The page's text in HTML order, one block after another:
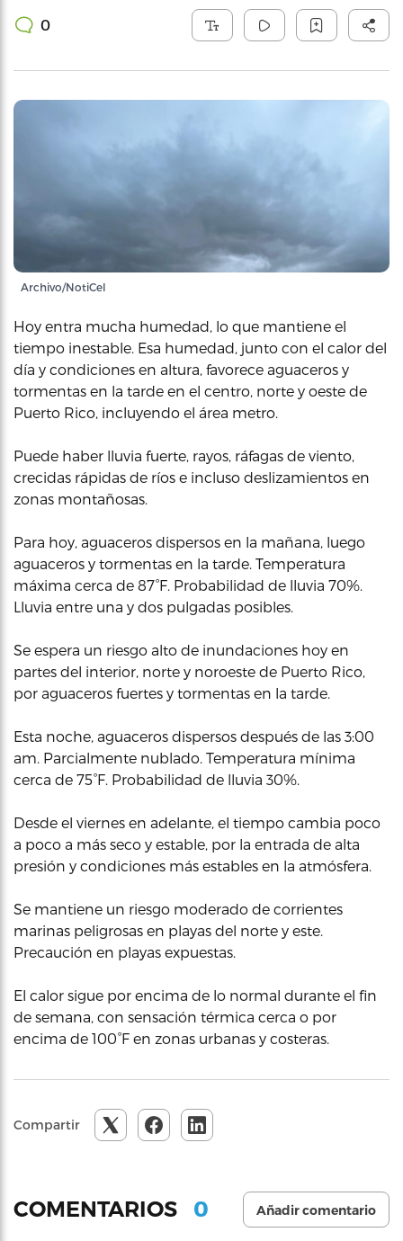
0
Archivo/NotiCel
Hoy entra mucha humedad, lo que mantiene el
tiempo inestable. Esa humedad, junto con el calor del
día y condiciones en altura, favorece aguaceros y
tormentas en la tarde en el centro, norte y oeste de
Puerto Rico, incluyendo el área metro.
Puede haber lluvia fuerte, rayos, ráfagas de viento,
crecidas rápidas de ríos e incluso deslizamientos en
zonas montañosas.
Para hoy, aguaceros dispersos en la mañana, luego
aguaceros y tormentas en la tarde. Temperatura
máxima cerca de 87°F. Probabilidad de lluvia 70%.
Lluvia entre una y dos pulgadas posibles.
Se espera un riesgo alto de inundaciones hoy en
partes del interior, norte y noroeste de Puerto Rico,
por aguaceros fuertes y tormentas en la tarde.
Esta noche, aguaceros dispersos después de las 3:00
am. Parcialmente nublado. Temperatura mínima
cerca de 75°F. Probabilidad de lluvia 30%.
Desde el viernes en adelante, el tiempo cambia poco
a poco a más seco y estable, por la entrada de alta
presión y condiciones más estables en la atmósfera.
Se mantiene un riesgo moderado de corrientes
marinas peligrosas en playas del norte y este.
Precaución en playas expuestas.
El calor sigue por encima de lo normal durante el fin
de semana, con sensación térmica cerca o por
encima de 100°F en zonas urbanas y costeras.
Compartir
COMENTARIOS 0 Añadir comentario